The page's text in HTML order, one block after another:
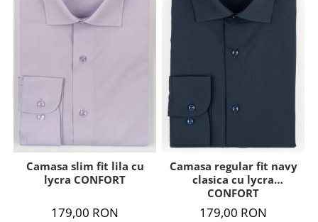
Camasa slim fit lila cu
lycra CONFORT
179,00 RON
Camasa regular fit navy
clasica cu lycra
CONFORT
179,00 RON